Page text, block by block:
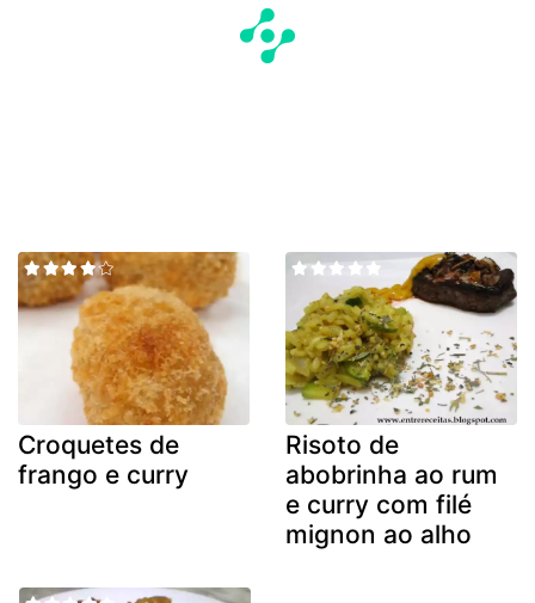
Croquetes de
frango e curry
Risoto de
abobrinha ao rum
e curry com filé
mignon ao alho